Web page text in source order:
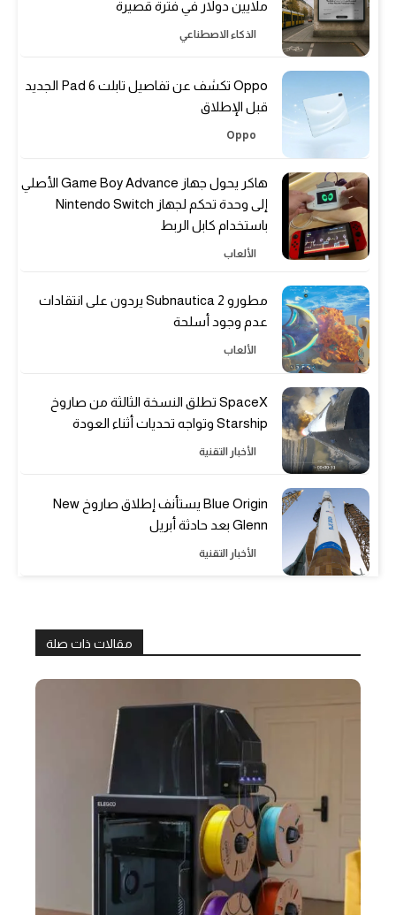
ملايين دولار في فترة قصيرة
الذكاء الاصطناعي
Oppo تكشف عن تفاصيل تابلت Pad 6 الجديد
قبل الإطلاق
Oppo
هاكر يحول جهاز Game Boy Advance الأصلي
إلى وحدة تحكم لجهاز Nintendo Switch
باستخدام كابل الربط
الألعاب
مطورو Subnautica 2 يردون على انتقادات
عدم وجود أسلحة
الألعاب
SpaceX تطلق النسخة الثالثة من صاروخ
Starship وتواجه تحديات أثناء العودة
الأخبار التقنية
Blue Origin يستأنف إطلاق صاروخ New
Glenn بعد حادثة أبريل
الأخبار التقنية
مقالات ذات صلة